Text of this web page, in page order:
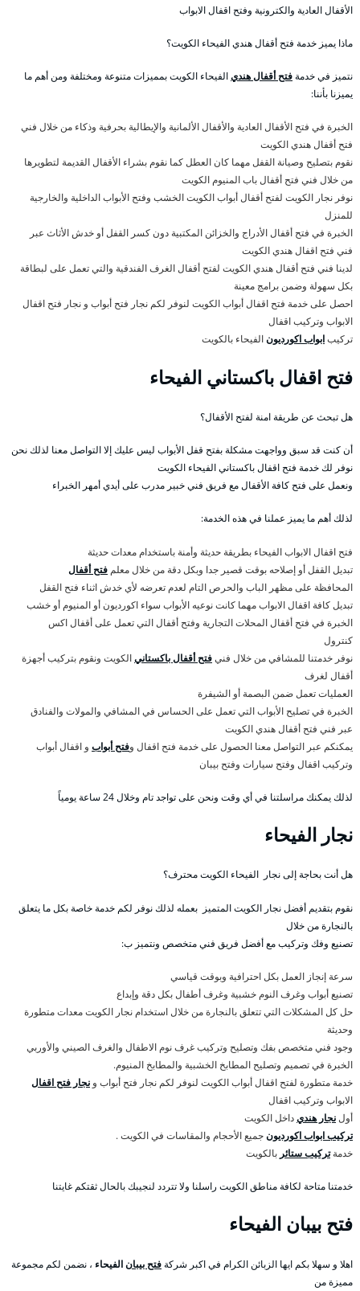
الأقفال العادية والكترونية وفتح اقفال الابواب
ماذا يميز خدمة فتح أقفال هندي الفيحاء الكويت؟
نتميز في خدمةفتح أقفال هنديالفيحاء الكويت بمميزات متنوعة ومختلفة ومن أهم ما
يميزنا بأننا:
الخبرة في فتح الأقفال العادية والأقفال الألمانية والإيطالية بحرفية وذكاء من خلال فني
فتح أقفال هندي الكويت
نقوم بتصليح وصيانة القفل مهما كان العطل كما نقوم بشراء الأقفال القديمة لتطويرها
من خلال فني فتح أقفال باب المنيوم الكويت
نوفر نجار الكويت لفتح أقفال أبواب الكويت الخشب وفتح الأبواب الداخلية والخارجية
للمنزل
الخبرة في فتح أقفال الأدراج والخزائن المكتبية دون كسر القفل أو خدش الأثاث عبر
فني فتح اقفال هندي الكويت
لدينا فني فتح أقفال هندي الكويت لفتح أقفال الغرف الفندقية والتي تعمل على لبطاقة
بكل سهولة وضمن برامج معينة
احصل على خدمة فتح اقفال أبواب الكويت لنوفر لكم نجار فتح أبواب و نجار فتح اقفال
الابواب وتركيب اقفال
تركيبابواب اكورديونالفيحاء بالكويت
فتح اقفال باكستاني الفيحاء
هل تبحث عن طريقة امنة لفتح الأقفال؟
أن كنت قد سبق وواجهت مشكلة بفتح قفل الأبواب ليس عليك إلا التواصل معنا لذلك نحن
نوفر لك خدمة فتح اقفال باكستاني الفيحاء الكويت
ونعمل على فتح كافة الأقفال مع فريق فني خبير مدرب على أيدي أمهر الخبراء
لذلك أهم ما يميز عملنا في هذه الخدمة:
فتح اقفال الابواب الفيحاء بطريقة حديثة وأمنة باستخدام معدات حديثة
تبديل القفل أو إصلاحه بوقت قصير جدا وبكل دقة من خلال معلم فتح أقفال
المحافظة على مظهر الباب والحرص التام لعدم تعرضه لأي خدش اثناء فتح القفل
تبديل كافة اقفال الابواب مهما كانت نوعيه الأبواب سواء اكورديون أو المنيوم أو خشب
الخبرة في فتح أقفال المحلات التجارية وفتح أقفال التي تعمل على أقفال اكس
كنترول
نوفر خدمتنا للمشافي من خلال فنيفتح أقفال باكستانيالكويت ونقوم بتركيب أجهزة
أقفال لغرف
العمليات تعمل ضمن البصمة أو الشيفرة
الخبرة في تصليح الأبواب التي تعمل على الحساس في المشافي والمولات والفنادق
عبر فني فتح أقفال هندي الكويت
يمكنكم عبر التواصل معنا الحصول على خدمة فتح اقفال وفتح أبواب و اقفال أبواب
وتركيب اقفال وفتح سيارات وفتح بيبان
لذلك يمكنك مراسلتنا في أي وقت ونحن على تواجد تام وخلال 24 ساعة يومياً
نجار الفيحاء
هل أنت بحاجة إلى نجار الفيحاء الكويت محترف؟
نقوم بتقديم أفضل نجار الكويت المتميز بعمله لذلك نوفر لكم خدمة خاصة بكل ما يتعلق
بالنجارة من خلال
تصنيع وفك وتركيب مع أفضل فريق فني متخصص ونتميز ب:
سرعة إنجاز العمل بكل احترافية وبوقت قياسي
تصنيع أبواب وغرف النوم خشبية وغرف أطفال بكل دقة وإبداع
حل كل المشكلات التي تتعلق بالنجارة من خلال استخدام نجار الكويت معدات متطورة
وحديثة
وجود فني متخصص بفك وتصليح وتركيب غرف نوم الاطفال والغرف الصيني والأوربي
الخبرة في تصميم وتصليح المطابخ الخشبية والمطابخ المنيوم.
خدمة متطورة لفتح اقفال أبواب الكويت لنوفر لكم نجار فتح أبواب و نجار فتح اقفال
الابواب وتركيب اقفال
أولنجار هنديداخل الكويت
تركيب ابواب اكورديونجميع الأحجام والمقاسات في الكويت .
خدمةتركيب ستائر بالكويت
خدمتنا متاحة لكافة مناطق الكويت راسلنا ولا تتردد لنجيبك بالحال ثقتكم غايتنا
فتح بيبان الفيحاء
اهلا و سهلا بكم ايها الزبائن الكرام في اكبر شركةفتح بيبانالفيحاء ، نضمن لكم مجموعة
مميزة من